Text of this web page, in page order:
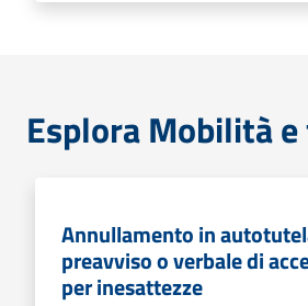
Esplora Mobilità
Annullamento in
preavviso o verbale di
per inesattezze